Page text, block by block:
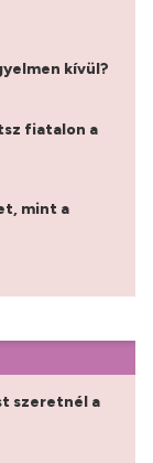
kívül?
fiatalon a
mint a
szeretnél a